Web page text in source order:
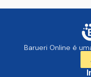
Barueri Online é